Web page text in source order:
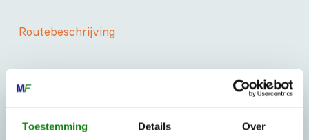
Toestemming Details Over
Routebeschrijving